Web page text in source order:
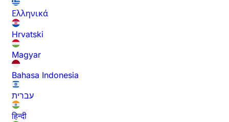
Ελληνικά
Hrvatski
Magyar
Bahasa Indonesia
עברית
हिन्दी